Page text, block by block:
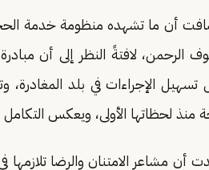
أن ما تشهده منظومة خدمة
الرحمن، لافتةً النظر إلى أن
تسهيل الإجراءات في بلد المغادرة،
منذ لحظاتها الأولى، ويعكس
أن مشاعر الامتنان والرضا تلازمها